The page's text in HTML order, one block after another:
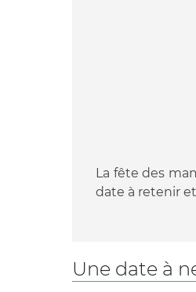
La fête des
date à retenir
Une date à